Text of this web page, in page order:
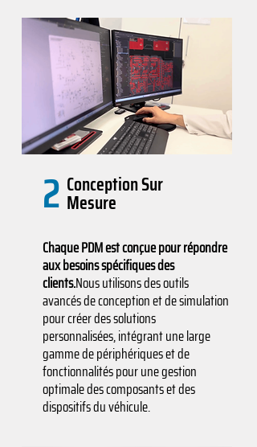
2 Conception Sur
Mesure
Chaque PDM est conçue pour répondre
aux besoins spécifiques des
clients.Nous utilisons des outils
avancés de conception et de simulation
pour créer des solutions
personnalisées, intégrant une large
gamme de périphériques et de
fonctionnalités pour une gestion
optimale des composants et des
dispositifs du véhicule.